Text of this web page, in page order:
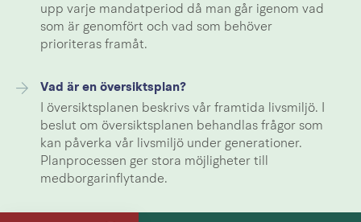
upp varje mandatperiod då man går igenom vad
som är genomfört och vad som behöver
prioriteras framåt.
Vad är en översiktsplan?
I översiktsplanen beskrivs vår framtida livsmiljö. I
beslut om översiktsplanen behandlas frågor som
kan påverka vår livsmiljö under generationer.
Planprocessen ger stora möjligheter till
medborgarinflytande.